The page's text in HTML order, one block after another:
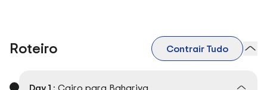
Roteiro Contrair Tudo